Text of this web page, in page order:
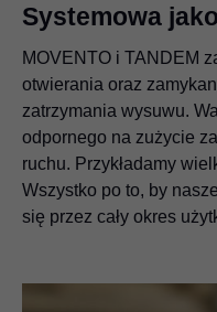
Systemowa
MOVENTO i TANDEM
otwierania oraz
zatrzymania wysuwu.
odpornego na zużycie
ruchu. Przykładamy
Wszystko po to, by
się przez cały okres